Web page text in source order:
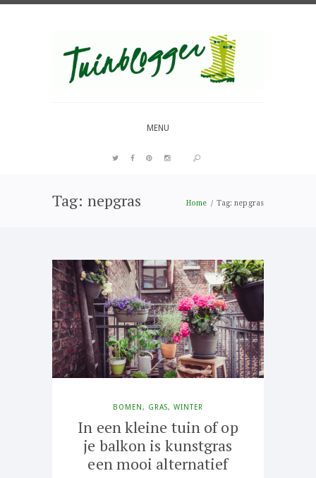
MENU
Tag: nepgras Home Tag: nepgras
BOMEN , GRAS, WINTER
In een kleine tuin of op
je balkon is kunstgras
een mooi alternatief